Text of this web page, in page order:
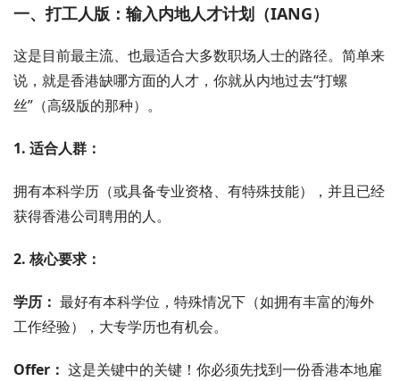
一、打工人版：输入内地人才计划（IANG）
这是目前最主流、也最适合大多数职场人士的路径。简单来
说，就是香港缺哪方面的人才，你就从内地过去“打螺
丝”（高级版的那种）。
1. 适合人群：
拥有本科学历（或具备专业资格、有特殊技能），并且已经
获得香港公司聘用的人。
2. 核心要求：
学历： 最好有本科学位，特殊情况下（如拥有丰富的海外
工作经验），大专学历也有机会。
Offer： 这是关键中的关键！你必须先找到一份香港本地雇